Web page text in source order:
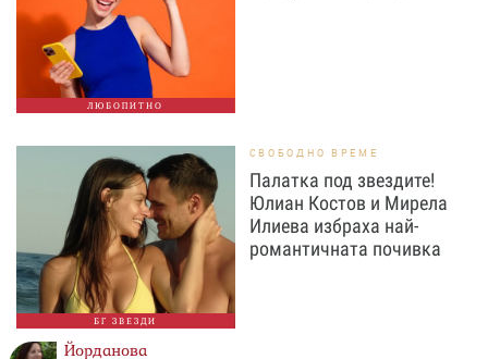
ЛЮБОПИТНО
БГ ЗВЕЗДИ
СВОБОДНО ВРЕМЕ
Палатка под звездите!
Юлиан Костов и Мирела
Илиева избраха най-
романтичната почивка
Йорданова